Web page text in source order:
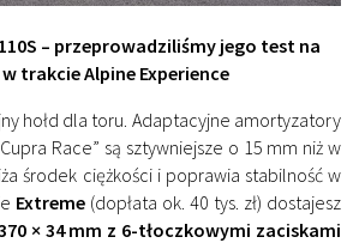
– przeprowadziliśmy jego test na
trakcie Alpine Experience
hołd dla toru. Adaptacyjne amortyzatory
Race” są sztywniejsze o 15 mm niż w
środek ciężkości i poprawia stabilność w
Extreme (dopłata ok. 40 tys. zł) dostajesz
× 34 mm z 6-tłoczkowymi zaciskami